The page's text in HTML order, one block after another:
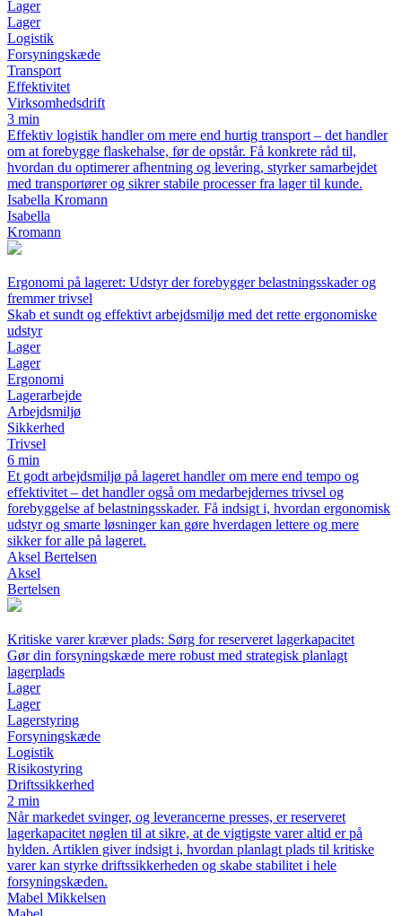
Lager
Lager
Logistik
Forsyningskæde
Transport
Effektivitet
Virksomhedsdrift
3 min
Effektiv logistik handler om mere end hurtig transport – det handler
om at forebygge flaskehalse, før de opstår. Få konkrete råd til,
hvordan du optimerer afhentning og levering, styrker samarbejdet
med transportører og sikrer stabile processer fra lager til kunde.
Isabella Kromann
Isabella
Kromann
Ergonomi på lageret: Udstyr der forebygger belastningsskader og
fremmer trivsel
Skab et sundt og effektivt arbejdsmiljø med det rette ergonomiske
udstyr
Lager
Lager
Ergonomi
Lagerarbejde
Arbejdsmiljø
Sikkerhed
Trivsel
6 min
Et godt arbejdsmiljø på lageret handler om mere end tempo og
effektivitet – det handler også om medarbejdernes trivsel og
forebyggelse af belastningsskader. Få indsigt i, hvordan ergonomisk
udstyr og smarte løsninger kan gøre hverdagen lettere og mere
sikker for alle på lageret.
Aksel Bertelsen
Aksel
Bertelsen
Kritiske varer kræver plads: Sørg for reserveret lagerkapacitet
Gør din forsyningskæde mere robust med strategisk planlagt
lagerplads
Lager
Lager
Lagerstyring
Forsyningskæde
Logistik
Risikostyring
Driftssikkerhed
2 min
Når markedet svinger, og leverancerne presses, er reserveret
lagerkapacitet nøglen til at sikre, at de vigtigste varer altid er på
hylden. Artiklen giver indsigt i, hvordan planlagt plads til kritiske
varer kan styrke driftssikkerheden og skabe stabilitet i hele
forsyningskæden.
Mabel Mikkelsen